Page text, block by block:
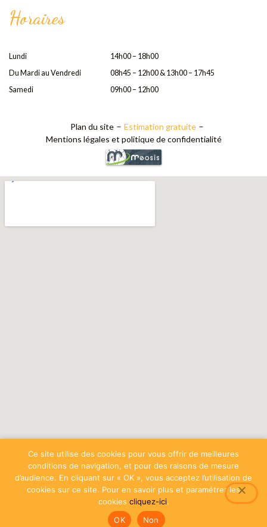
Horaires
Lundi
14h00 – 18h00
Du Mardi au Vendredi
08h45 – 12h00 & 13h00 – 17h45
Samedi
09h00 – 12h00
Plan du site
Estimation gratuite
Mentions légales et politique de confidentialité
Ce site utilise des cookies pour vous offrir de meilleures
conditions de navigation, et pour des raisons de mesure
d’audience. En cliquant sur « OK », vous acceptez l’utilisation de
cookies sur ce site. Pour en savoir plus et paramétrer les
cookies cliquez-ici.
OK
Non